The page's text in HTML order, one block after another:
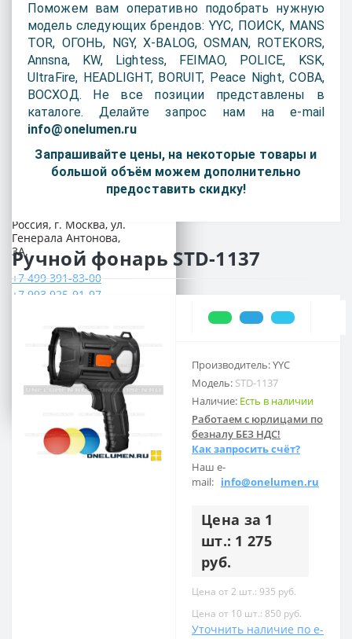
Предварительно согласуйте
свой приезд по телефону
Телефоны:
+7 499 391-83-00
+7 993 925-91-97
Наш e-mail:
info@onelumen.ru
Мессенджеры:
Россия, г. Москва, ул.
Генерала Антонова,
3А.
+7 499 391-83-00
+7 993 925-91-97
СБ-ВС: выходной
Предварительно согласуйте свой
приезд по телефону
Поможем вам оперативно подобрать нужную
модель следующих брендов: YYC, ПОИСК, MANS
TOR, ОГОНЬ, NGY, X-BALOG, OSMAN, ROTEKORS,
Annsna, KW, Lightess, FEIMAO, POLICE, KSK,
UltraFire, HEADLIGHT, BORUIT, Peace Night, COBA,
ВОСХОД. Не все позиции представлены в
каталоге. Делайте запрос нам на e-mail
info@onelumen.ru
Запрашивайте цены, на некоторые товары и
большой объём можем дополнительно
предоставить скидку!
Ручной фонарь STD-1137
Производитель: YYC
Модель: STD-1137
Наличие: Есть в наличии
Работаем с юрлицами по
безналу БЕЗ НДС!
Как запросить счёт?
Наш e-
mail: info@onelumen.ru
Цена за 1
шт.: 1 275
руб.
Цена от 2 шт.: 935 руб.
Цена от 10 шт.: 850 руб.
Уточнить наличие по e-